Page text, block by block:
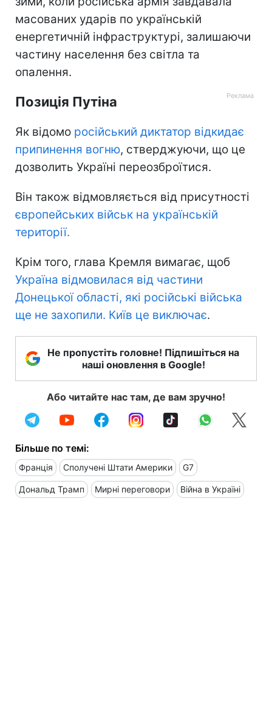
масованих ударів по українській
енергетичній інфраструктурі, залишаючи
частину населення без світла та
опалення.
Позиція Путіна
Як відомо російський диктатор відкидає
припинення вогню, стверджуючи, що це
дозволить Україні переозброїтися.
Він також відмовляється від присутності
європейських військ на українській
території.
Крім того, глава Кремля вимагає, щоб
Україна відмовилася від частини
Донецької області, які російські війська
ще не захопили. Київ це виключає.
Не пропустіть головне! Підпишіться на
наші оновлення в Google!
Або читайте нас там, де вам зручно!
Більше по темі:
Франція Сполучені Штати Америки G7
Дональд Трамп Мирні переговори Війна в Україні